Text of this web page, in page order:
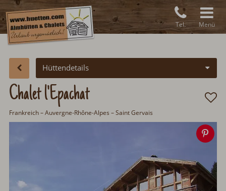
Tel. Menü
Hüttendetails
Chalet l'Epachat
Frankreich– Auvergne-Rhône-Alpes – Saint Gervais